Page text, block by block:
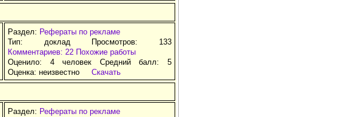
Раздел: Рефераты по рекламе
Тип: доклад Просмотров: 133
Комментариев: 22 Похожие работы
Оценило: 4 человек Средний балл: 5
Оценка: неизвестно Скачать
Раздел: Рефераты по рекламе